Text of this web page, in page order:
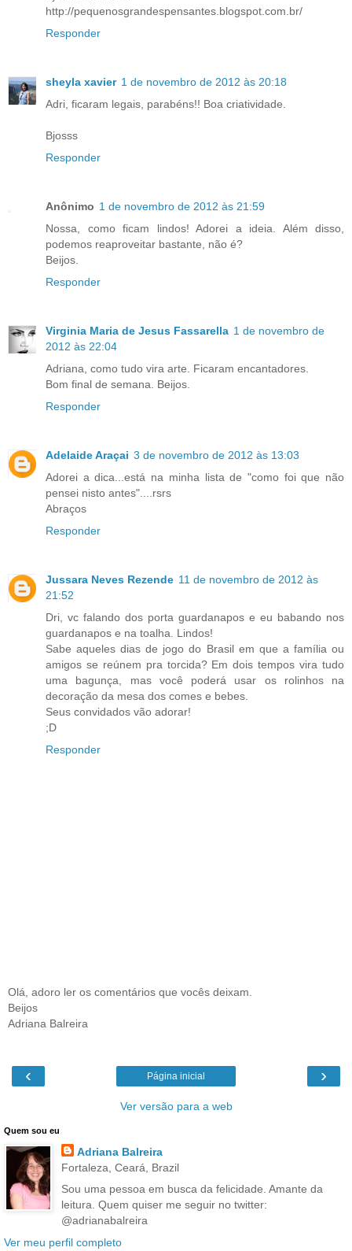
http://pequenosgrandespensantes.blogspot.com.br/
Responder
sheyla xavier 1 de novembro de 2012 às 20:18
Adri, ficaram legais, parabéns!! Boa criatividade.
Bjosss
Responder
Anônimo 1 de novembro de 2012 às 21:59
Nossa, como ficam lindos! Adorei a ideia. Além disso,
podemos reaproveitar bastante, não é?
Beijos.
Responder
Virginia Maria de Jesus Fassarella 1 de novembro de
2012 às 22:04
Adriana, como tudo vira arte. Ficaram encantadores.
Bom final de semana. Beijos.
Responder
Adelaide Araçai 3 de novembro de 2012 às 13:03
Adorei a dica...está na minha lista de "como foi que não
pensei nisto antes"....rsrs
Abraços
Responder
Jussara Neves Rezende 11 de novembro de 2012 às
21:52
Dri, vc falando dos porta guardanapos e eu babando nos
guardanapos e na toalha. Lindos!
Sabe aqueles dias de jogo do Brasil em que a família ou
amigos se reúnem pra torcida? Em dois tempos vira tudo
uma bagunça, mas você poderá usar os rolinhos na
decoração da mesa dos comes e bebes.
Seus convidados vão adorar!
;D
Responder
Olá, adoro ler os comentários que vocês deixam.
Beijos
Adriana Balreira
‹ ›
Página inicial
Ver versão para a web
Quem sou eu
Adriana Balreira
Fortaleza, Ceará, Brazil
Sou uma pessoa em busca da felicidade. Amante da
leitura. Quem quiser me seguir no twitter:
@adrianabalreira
Ver meu perfil completo